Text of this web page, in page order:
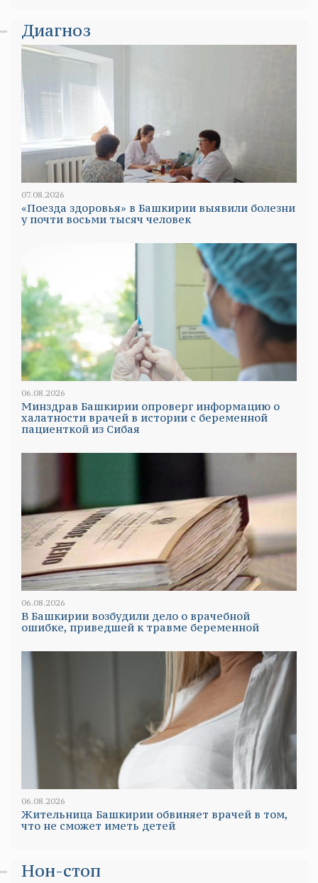
Диагноз
07.08.2026
«Поезда здоровья» в Башкирии выявили болезни
у почти восьми тысяч человек
06.08.2026
Минздрав Башкирии опроверг информацию о
халатности врачей в истории с беременной
пациенткой из Сибая
06.08.2026
В Башкирии возбудили дело о врачебной
ошибке, приведшей к травме беременной
06.08.2026
Жительница Башкирии обвиняет врачей в том,
что не сможет иметь детей
Нон-стоп